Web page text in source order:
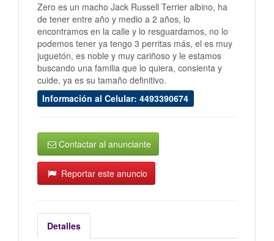
Zero es un macho Jack Russell Terrier albino, ha
de tener entre año y medio a 2 años, lo
encontramos en la calle y lo resguardamos, no lo
podemos tener ya tengo 3 perritas más, el es muy
juguetón, es noble y muy cariñoso y le estamos
buscando una familia que lo quiera, consienta y
cuide, ya es su tamaño definitivo.
Información al Celular: 4493390674
Contactar al anunciante
Reportar este anuncio
Detalles